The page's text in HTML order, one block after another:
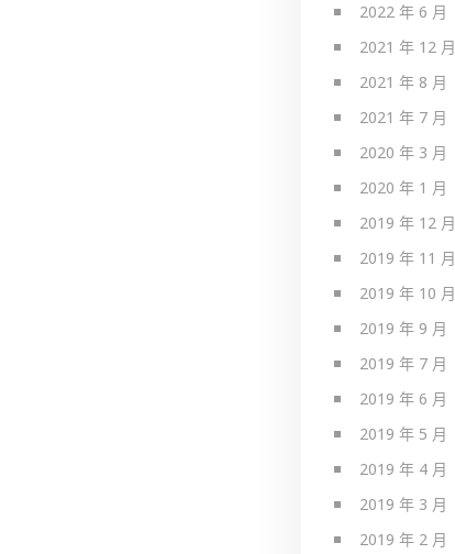
2022 年 6 月
2021 年 12 月
2021 年 8 月
2021 年 7 月
2020 年 3 月
2020 年 1 月
2019 年 12 月
2019 年 11 月
2019 年 10 月
2019 年 9 月
2019 年 7 月
2019 年 6 月
2019 年 5 月
2019 年 4 月
2019 年 3 月
2019 年 2 月